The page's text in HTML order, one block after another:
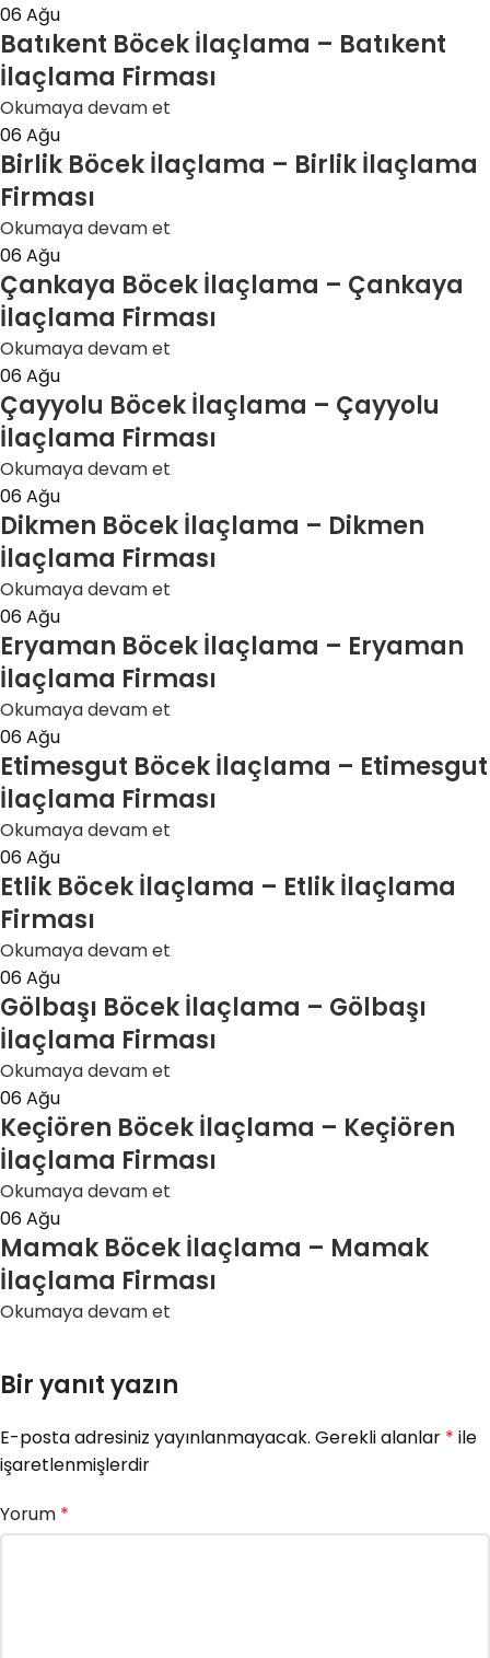
06Ağu
Batıkent Böcek İlaçlama – Batıkent
İlaçlama Firması
Okumaya devam et
06Ağu
Birlik Böcek İlaçlama – Birlik İlaçlama
Firması
Okumaya devam et
06Ağu
Çankaya Böcek İlaçlama – Çankaya
İlaçlama Firması
Okumaya devam et
06Ağu
Çayyolu Böcek İlaçlama – Çayyolu
İlaçlama Firması
Okumaya devam et
06Ağu
Dikmen Böcek İlaçlama – Dikmen
İlaçlama Firması
Okumaya devam et
06Ağu
Eryaman Böcek İlaçlama – Eryaman
İlaçlama Firması
Okumaya devam et
06Ağu
Etimesgut Böcek İlaçlama – Etimesgut
İlaçlama Firması
Okumaya devam et
06Ağu
Etlik Böcek İlaçlama – Etlik İlaçlama
Firması
Okumaya devam et
06Ağu
Gölbaşı Böcek İlaçlama – Gölbaşı
İlaçlama Firması
Okumaya devam et
06Ağu
Keçiören Böcek İlaçlama – Keçiören
İlaçlama Firması
Okumaya devam et
06Ağu
Mamak Böcek İlaçlama – Mamak
İlaçlama Firması
Okumaya devam et
Bir yanıt yazın
E-posta adresiniz yayınlanmayacak. Gerekli alanlar * ile
işaretlenmişlerdir
Yorum *